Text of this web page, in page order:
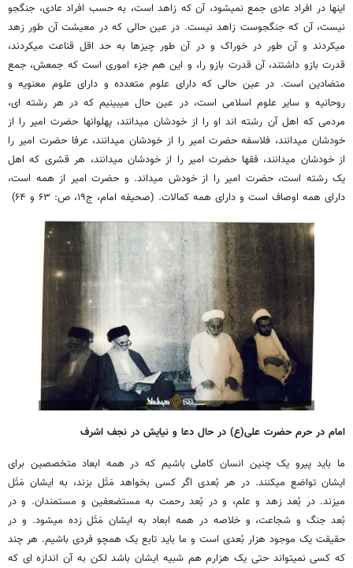
اینها در افراد عادی جمع نمی‏شود، آن که زاهد است، به حسب افراد عادی، جنگجو
نیست، آن که جنگجوست زاهد نیست. در عین حالی که در معیشت آن طور زهد
می‏کردند و آن طور در خوراک و در آن طور چیزها به حد اقل قناعت می‏کردند،
قدرت بازو داشتند، آن قدرت بازو را، و این هم جزء اموری است که جمعش، جمع
متضادین است. در عین حالی که دارای علوم متعدده و دارای علوم معنویه و
روحانیه و سایر علوم اسلامی است، در عین حال می‏بینیم که در هر رشته‏ ای،
مردمی که اهل آن رشته‏ اند او را از خودشان می‏دانند، پهلوان‏ها حضرت امیر را از
خودشان می‏دانند، فلاسفه حضرت امیر را از خودشان می‏دانند، عرفا حضرت امیر را
از خودشان می‏دانند، فقها حضرت امیر را از خودشان می‏دانند، هر قشری که اهل
یک رشته است، حضرت امیر را از خودش می‏داند. و حضرت امیر از همه است،
دارای همه اوصاف است و دارای همه کمالات. (صحیفه امام، ج‏۱۹، ص: ۶۳ و ۶۴)
امام در حرم حضرت علی(ع) در حال دعا و نیایش در نجف اشرف
ما باید پیرو یک چنین انسان کاملی باشیم که در همه ابعاد متخصصین برای
ایشان تواضع می‏کنند. در هر بُعدی اگر کسی بخواهد مَثَل بزند، به ایشان مَثَل
می‏زند. در بُعد زهد و علم، و در بُعد رحمت به مستضعفین و مستمندان. و در
بُعد جنگ و شجاعت، و خلاصه در همه ابعاد به ایشان مَثَل زده می‏شود. و در
حقیقت یک موجود هزار بُعدی است و ما باید تابع یک همچو فردی باشیم. هر چند
که کسی نمی‏تواند حتی یک هزارم هم شبیه ایشان باشد لکن به آن اندازه ‏ای که